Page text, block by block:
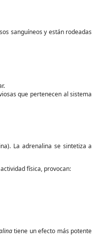
sanguíneos y están rodeadas
que pertenecen al sistema
La adrenalina se sintetiza a
física, provocan:
tiene un efecto más potente